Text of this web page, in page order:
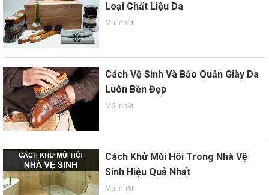
Loại Chất Liệu Da
Mới nhất
Cách Vệ Sinh Và Bảo Quản Giày Da
Luôn Bền Đẹp
Mới nhất
Cách Khử Mùi Hôi Trong Nhà Vệ
Sinh Hiệu Quả Nhất
Mới nhất